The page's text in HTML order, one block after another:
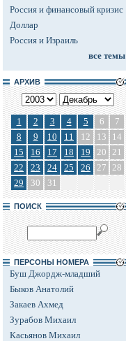
Россия и финансовый кризис
Доллар
Россия и Израиль
все темы
АРХИВ
1 2 3 4 5 6
7
8
9 10 11 12 13
14
15
16 17 18 19 20 21
22
23 24 25 26 27 28
29
30 31
ПОИСК
ПЕРСОНЫ НОМЕРА
Буш Джордж-младший
Быков Анатолий
Закаев Ахмед
Зурабов Михаил
Касьянов Михаил